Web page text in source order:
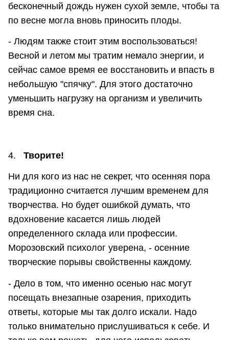
бесконечный дождь нужен сухой земле, чтобы та
по весне могла вновь приносить плоды.
- Людям также стоит этим воспользоваться!
Весной и летом мы тратим немало энергии, и
сейчас самое время ее восстановить и впасть в
небольшую "спячку". Для этого достаточно
уменьшить нагрузку на организм и увеличить
время сна.
4. Творите!
Ни для кого из нас не секрет, что осенняя пора
традиционно считается лучшим временем для
творчества. Но будет ошибкой думать, что
вдохновение касается лишь людей
определенного склада или профессии.
Морозовский психолог уверена, - осенние
творческие порывы свойственны каждому.
- Дело в том, что именно осенью нас могут
посещать внезапные озарения, приходить
ответы, которые мы так долго искали. Надо
только внимательно прислушиваться к себе. И